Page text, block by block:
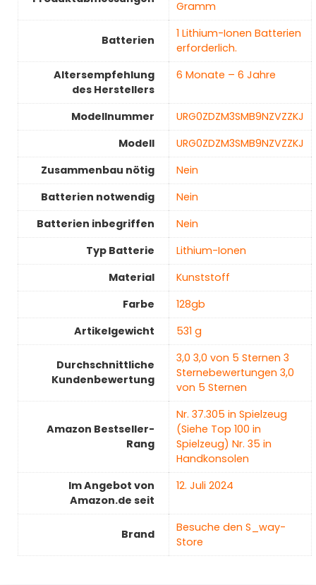
Gramm
Batterien
‎1 Lithium-Ionen Batterien
erforderlich.
Altersempfehlung
des Herstellers
‎6 Monate – 6 Jahre
Modellnummer
‎URG0ZDZM3SMB9NZVZZKJ
Modell
‎URG0ZDZM3SMB9NZVZZKJ
Zusammenbau nötig
‎Nein
Batterien notwendig
‎Nein
Batterien inbegriffen
‎Nein
Typ Batterie
‎Lithium-Ionen
Material
‎Kunststoff
Farbe
‎128gb
Artikelgewicht
‎531 g
Durchschnittliche
Kundenbewertung
3,0 3,0 von 5 Sternen 3
Sternebewertungen 3,0
von 5 Sternen
Amazon Bestseller-
Rang
Nr. 37.305 in Spielzeug
(Siehe Top 100 in
Spielzeug) Nr. 35 in
Handkonsolen
Im Angebot von
Amazon.de seit
12. Juli 2024
Brand
Besuche den S_way-
Store